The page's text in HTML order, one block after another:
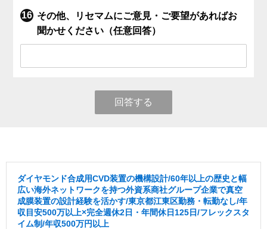
その他、リセマムにご意見・ご要望があればお
聞かせください（任意回答）
回答する
ダイヤモンド合成用CVD装置の機構設計/60年以上の歴史と幅
広い海外ネットワークを持つ外資系商社グループ企業で真空
成膜装置の設計経験を活かす/東京都江東区勤務・転勤なし/年
収目安500万以上×完全週休2日・年間休日125日/フレックスタ
イム制/年収500万円以上